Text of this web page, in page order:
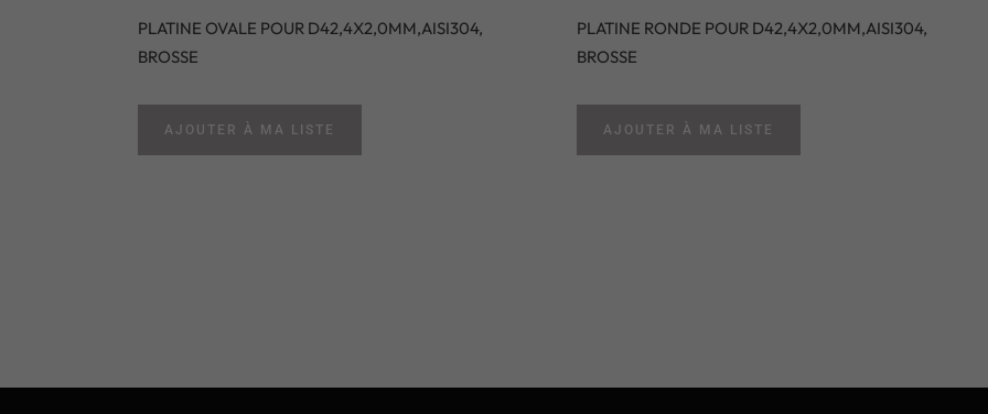
PLATINE OVALE POUR D42,4X2,0MM,AISI304,
BROSSE
AJOUTER À MA LISTE
PLATINE RONDE POUR D42,4X2,0MM,AISI304,
BROSSE
AJOUTER À MA LISTE